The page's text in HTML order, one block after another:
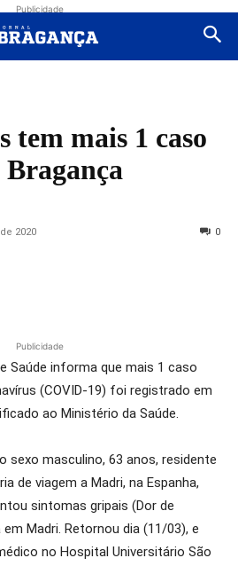
Publicidade
tem mais 1 caso
Bragança
2020 0
Publicidade
Saúde informa que mais 1 caso
(COVID-19) foi registrado em
ao Ministério da Saúde.
sexo masculino, 63 anos, residente
de viagem a Madri, na Espanha,
sintomas gripais (Dor de
Madri. Retornou dia (11/03), e
no Hospital Universitário São